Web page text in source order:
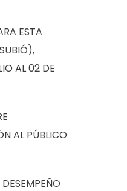
ESTA
AL 02 DE
AL PÚBLICO